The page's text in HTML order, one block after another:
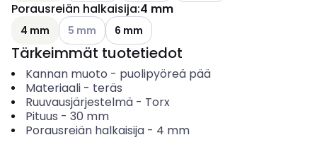
Porausreiän halkaisija:4 mm
4 mm Katso käytettävissä olevat vaihtoehdot
5 mm 6 mm
Tärkeimmät tuotetiedot
Kannan muoto - puolipyöreä pää
Materiaali- teräs
Ruuvausjärjestelmä- Torx
Pituus - 30 mm
Porausreiän halkaisija- 4 mm